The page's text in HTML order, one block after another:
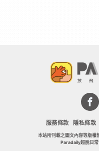
服務條款 隱私條款
本站所刊載之圖文內容等版權
Paradaily超脫日